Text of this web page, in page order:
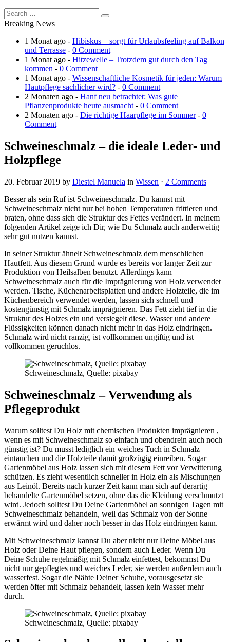
Breaking News
1 Monat ago - Hibiskus – sorgt für Urlaubsfeeling auf Balkon
und Terrasse - 0 Comment
1 Monat ago - Hitzewelle – Trotzdem gut durch den Tag
kommen - 0 Comment
1 Monat ago - Wissenschaftliche Kosmetik für jeden: Warum
Hautpflege sachlicher wird? - 0 Comment
2 Monaten ago - Hanf neu betrachtet: Was gute
Pflanzenprodukte heute ausmacht - 0 Comment
2 Monaten ago - Die richtige Haarpflege im Sommer- 0
Comment
Schweineschmalz – die ideale Leder- und
Holzpflege
20. Februar 2019 by Diestel Manuela in Wissen · 2 Comments
Besser als sein Ruf ist Schweineschmalz. Du kannst mit
Schweineschmalz nicht nur bei hohen Temperaturen frittieren und
braten, ohne dass sich die Struktur des Fettes verändert. In meinem
folgenden Artikel zeige ich Dir, wie Du Schmalz auch anderweitig
sehr gut nutzen kannst.
In seiner Struktur ähnelt Schweineschmalz dem menschlichen
Hautfett. Aus diesem Grund wurde es bereits vor langer Zeit zur
Produktion von Heilsalben benutzt. Allerdings kann
Schweineschmalz auch für die Imprägnierung von Holz verwendet
werden. Tische, Küchenarbeitsplatten und andere Holzteile, die im
Küchenbereich verwendet werden, lassen sich schnell und
kostengünstig mit Schmalz imprägnieren. Das Fett zieht tief in die
Struktur des Holzes ein und versiegelt diese. Wasser und andere
Flüssigkeiten können danach nicht mehr in das Holz eindringen.
Schmalz wird nicht ranzig, ist vollkommen ungiftig und ist
vollkommen geruchlos.
Schweineschmalz, Quelle: pixabay
Schweineschmalz – Verwendung als
Pflegeprodukt
Warum solltest Du Holz mit chemischen Produkten imprägnieren ,
wenn es mit Schweineschmalz so einfach und obendrein auch noch
günstig ist? Du musst lediglich ein weiches Tuch in Schmalz
eintauchen und die Holzteile damit großzügig einreiben. Sogar
Gartenmöbel aus Holz lassen sich mit diesem Fett vor Verwitterung
schützen. Es zieht wesentlich schneller in Holz ein als Mischungen
aus Leinöl. Bereits nach kurzer Zeit kann man sich auf derartig
behandelte Gartenmöbel setzen, ohne das die Kleidung verschmutzt
wird. Jedoch solltest Du Deine Gartenmöbel an sonnigen Tagen mit
Schweineschmalz behandeln, weil das Schmalz von der Sonne
erwärmt wird und daher noch besser in das Holz eindringen kann.
Mit Schweineschmalz kannst Du aber nicht nur Deine Möbel aus
Holz oder Deine Haut pflegen, sondern auch Leder. Wenn Du
Deine Schuhe regelmäßig mit Schmalz einfettest, bekommst Du
nicht nur gepflegtes und weiches Leder, sie werden außerdem auch
wasserfest. Sogar die Nähte Deiner Schuhe, vorausgesetzt sie
werden öfter mit Schmalz behandelt, lassen kein Wasser mehr
durch.
Schweineschmalz, Quelle: pixabay